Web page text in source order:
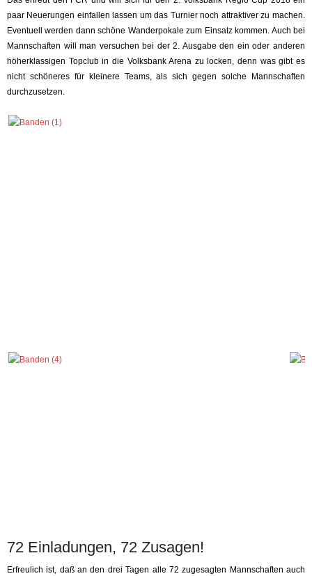
paar Neuerungen einfallen lassen um das Turnier noch attraktiver zu machen.
Eventuell werden dann schöne Wanderpokale zum Einsatz kommen. Auch bei
Mannschaften will man versuchen bei der 2. Ausgabe den ein oder anderen
höherklassigen Topclub in die Volksbank Arena zu locken, denn was gibt es
nicht schöneres für kleinere Teams, als sich gegen solche Mannschaften
durchzusetzen.
72 Einladungen, 72 Zusagen!
Erfreulich ist, daß an den drei Tagen alle 72 zugesagten Mannschaften auch